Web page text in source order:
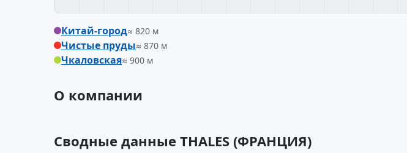
Китай-город≈ 820 м
Чистые пруды≈ 870 м
Чкаловская≈ 900 м
О компании
Сводные данные THALES (ФРАНЦИЯ)